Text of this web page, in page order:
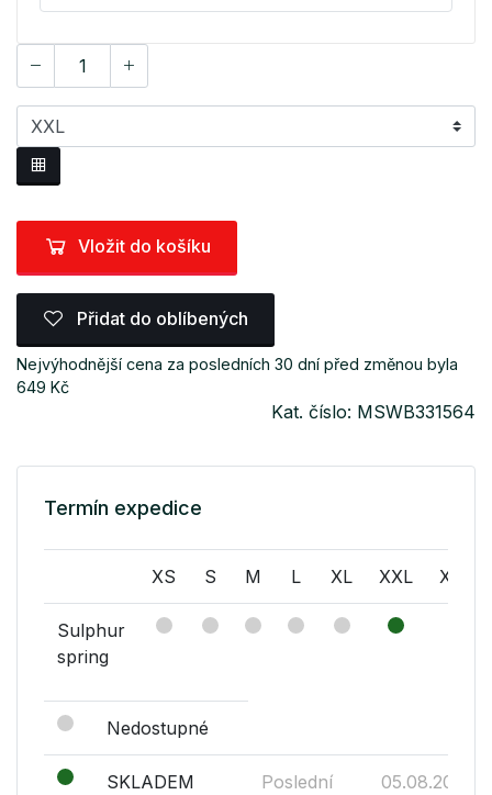
Vložit do košíku
Přidat do oblíbených
Nejvýhodnější cena za posledních 30 dní před změnou byla
649 Kč
Kat. číslo: MSWB331564
Termín expedice
XS S M L XL XXL XXXL
Sulphur
spring
Nedostupné
SKLADEM
Poslední
05.08.2026